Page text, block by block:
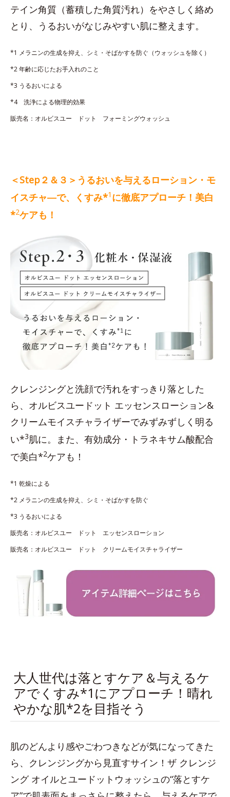
テイン角質（蓄積した角質汚れ）をやさしく絡め
とり、うるおいがなじみやすい肌に整えます。
*1 メラニンの生成を抑え、シミ・そばかすを防ぐ（ウォッシュを除く）
*2 年齢に応じたお手入れのこと
*3 うるおいによる
*4 洗浄による物理的効果
販売名：オルビスユー ドット フォーミングウォッシュ
＜Step２＆３＞うるおいを与えるローション・モ
イスチャ―で、くすみ*1 に徹底アプローチ！美白
*2ケアも！
クレンジングと洗顔で汚れをすっきり落とした
ら、オルビスユードット エッセンスローション&
クリームモイスチャライザーでみずみずしく明る
い*3肌に。また、有効成分・トラネキサム酸配合
で美白*2ケアも！
*1 乾燥による
*2 メラニンの生成を抑え、シミ・そばかすを防ぐ
*3 うるおいによる
販売名：オルビスユー ドット エッセンスローション
販売名：オルビスユー ドット クリームモイスチャライザー
大人世代は落とすケア＆与えるケ
アでくすみ*1にアプローチ！晴れ
やかな肌*2を目指そう
肌のどんより感やごわつきなどが気になってきた
ら、クレンジングから見直すサイン！ザ クレンジ
ング オイルとユードットウォッシュの“落とすケ